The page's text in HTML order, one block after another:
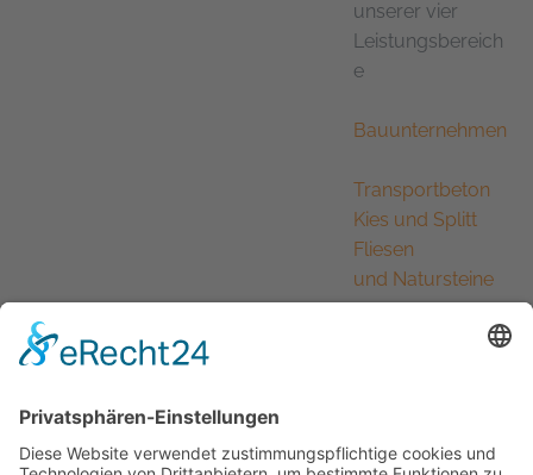
unserer vier
Leistungsbereich
e
Bauunternehmen
Transportbeton
Kies und Splitt
Fliesen
und Natursteine
zeichnet uns aus
eine der größten